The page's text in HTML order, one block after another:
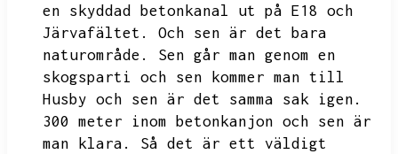
en skyddad betonkanal ut på E18 och
Järvafältet.
Och sen är det bara
naturområde.
Sen går man genom en
skogsparti och sen kommer man till
Husby och sen är det samma sak igen.
300 meter inom betonkanjon och sen är
man klara.
Så det är ett väldigt